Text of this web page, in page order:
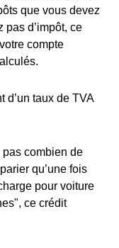
que vous devez
pas d’impôt, ce
compte
d’un taux de TVA
combien de
qu’une fois
pour voiture
ce crédit